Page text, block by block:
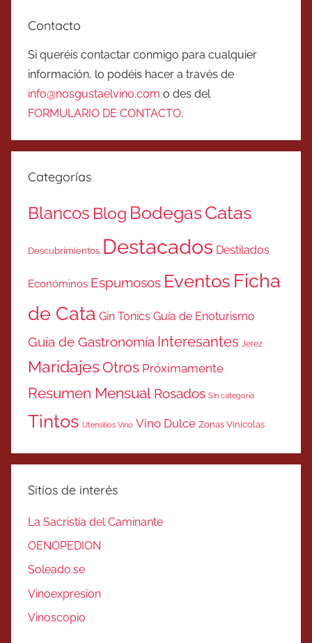
Contacto
Si queréis contactar conmigo para cualquier
información, lo podéis hacer a través de
info@nosgustaelvino.com o des del
FORMULARIO DE CONTACTO.
Categorías
Blancos Blog BodegasCatas
Descubrimientos Destacados Destilados
Económinos Espumosos Eventos Ficha
de Cata Gin Tonics Guía de Enoturismo
Guía de Gastronomía Interesantes Jerez
MaridajesOtros Próximamente
Resumen Mensual Rosados Sin categoría
Tintos Utensilios Vino Vino Dulce Zonas Vinicolas
Sitios de interés
La Sacristía del Caminante
OENOPEDION
Soleado.se
Vinoexpresion
Vinoscopio